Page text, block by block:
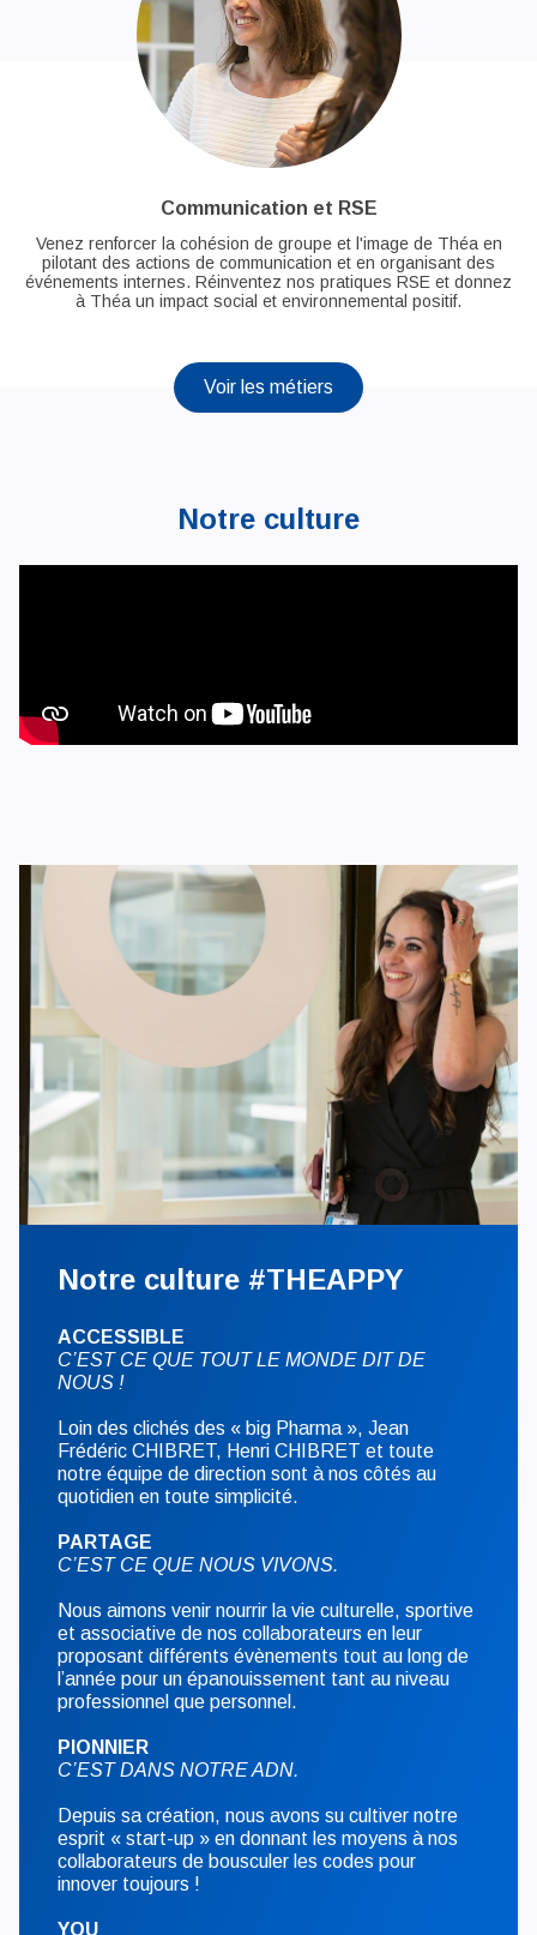
Communication et RSE
Venez renforcer la cohésion de groupe et l'image de Théa en
pilotant des actions de communication et en organisant des
événements internes. Réinventez nos pratiques RSE et donnez
à Théa un impact social et environnemental positif.
Voir les métiers
Notre culture
Notre culture #THEAPPY
ACCESSIBLE
C’EST CE QUE TOUT LE MONDE DIT DE
NOUS !
Loin des clichés des « big Pharma », Jean
Frédéric CHIBRET, Henri CHIBRET et toute
notre équipe de direction sont à nos côtés au
quotidien en toute simplicité.
PARTAGE
C’EST CE QUE NOUS VIVONS.
Nous aimons venir nourrir la vie culturelle, sportive
et associative de nos collaborateurs en leur
proposant différents évènements tout au long de
l’année pour un épanouissement tant au niveau
professionnel que personnel.
PIONNIER
C’EST DANS NOTRE ADN.
Depuis sa création, nous avons su cultiver notre
esprit « start-up » en donnant les moyens à nos
collaborateurs de bousculer les codes pour
innover toujours !
YOU